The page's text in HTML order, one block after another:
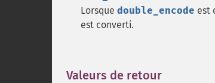
Lorsque double_encode est
est converti.
Valeurs de retour